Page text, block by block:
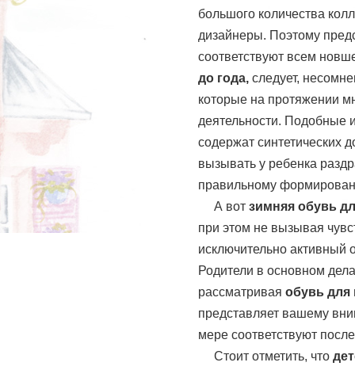
большого количества
дизайнеры. Поэтому
соответствуют всем
до года, следует,
которые на протяжении
деятельности. Подобные
содержат синтетических
вызывать у ребенка
правильному
А вот зимняя обувь
при этом не вызывая
исключительно активный
Родители в основном
рассматривая обувь
представляет вашему
мере соответствуют
Стоит отметить, что